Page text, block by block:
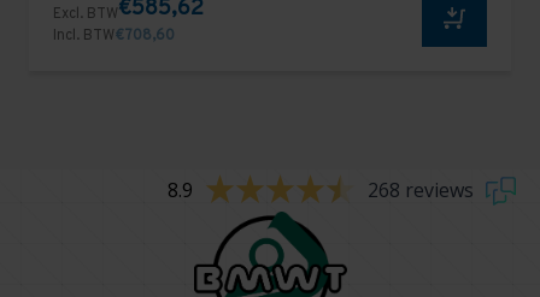
Excl. BTW€585,62
Incl. BTW€708,60
8.9 268 reviews